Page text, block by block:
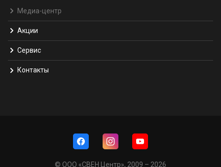
Медиа-центр
Акции
Сервис
Контакты
© ООО «СВЕН Центр», 2009 – 2026